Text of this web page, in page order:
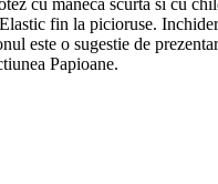
cu maneca scurta si cu
fin la picioruse.
este o sugestie de
Papioane.